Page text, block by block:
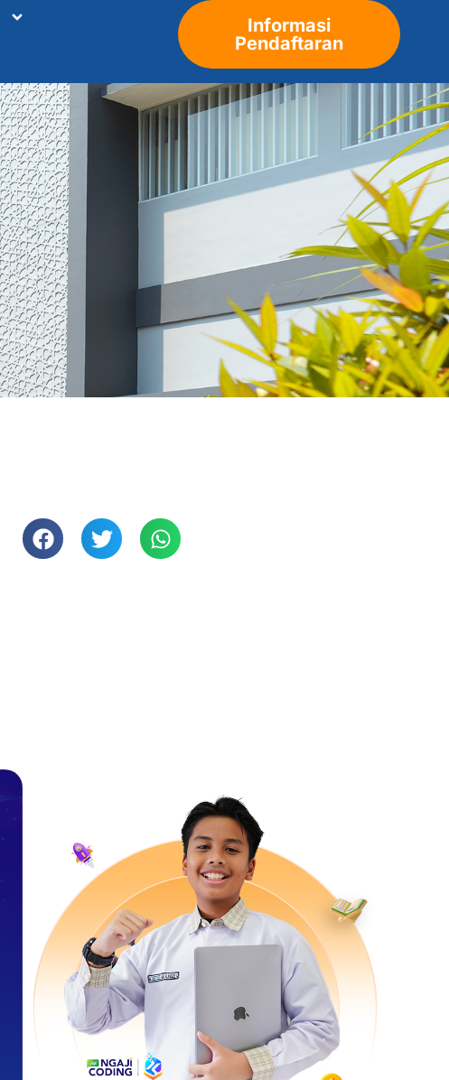
Informasi
Pendaftaran